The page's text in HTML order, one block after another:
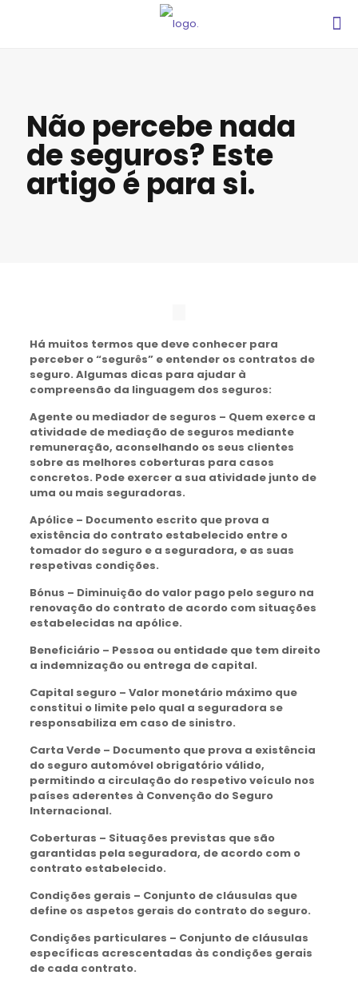
Não percebe nada
de seguros? Este
artigo é para si.
Há muitos termos que deve conhecer para
perceber o “segurês” e entender os contratos de
seguro. Algumas dicas para ajudar à
compreensão da linguagem dos seguros:
Agente ou mediador de seguros – Quem exerce a
atividade de mediação de seguros mediante
remuneração, aconselhando os seus clientes
sobre as melhores coberturas para casos
concretos. Pode exercer a sua atividade junto de
uma ou mais seguradoras.
Apólice – Documento escrito que prova a
existência do contrato estabelecido entre o
tomador do seguro e a seguradora, e as suas
respetivas condições.
Bónus – Diminuição do valor pago pelo seguro na
renovação do contrato de acordo com situações
estabelecidas na apólice.
Beneficiário – Pessoa ou entidade que tem direito
a indemnização ou entrega de capital.
Capital seguro – Valor monetário máximo que
constitui o limite pelo qual a seguradora se
responsabiliza em caso de sinistro.
Carta Verde – Documento que prova a existência
do seguro automóvel obrigatório válido,
permitindo a circulação do respetivo veículo nos
países aderentes à Convenção do Seguro
Internacional.
Coberturas – Situações previstas que são
garantidas pela seguradora, de acordo com o
contrato estabelecido.
Condições gerais – Conjunto de cláusulas que
define os aspetos gerais do contrato do seguro.
Condições particulares – Conjunto de cláusulas
específicas acrescentadas às condições gerais
de cada contrato.